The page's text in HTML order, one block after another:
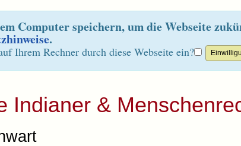
Computer speichern, um die Webseite
.
Ihrem Rechner durch diese Webseite ein?
Indianer &